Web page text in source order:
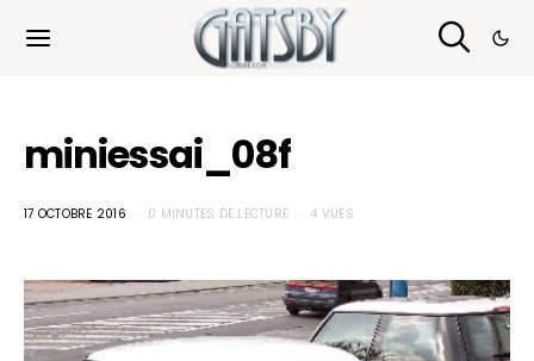
miniessai_08f
17 OCTOBRE 2016 0 MINUTES DE LECTURE 4 VUES
Cookies management panel